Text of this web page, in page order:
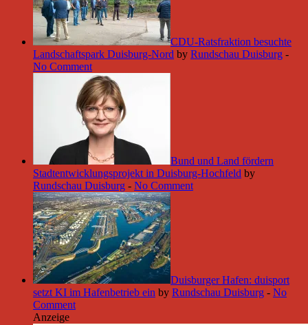
CDU-Ratsfraktion besuchte
Landschaftspark Duisburg-Nord by Rundschau Duisburg -
No Comment
Bund und Land fördern
Stadtentwicklungsprojekt in Duisburg-Hochfeld by
Rundschau Duisburg - No Comment
Duisburger Hafen: duisport
setzt KI im Hafenbetrieb ein by Rundschau Duisburg - No
Comment
Anzeige